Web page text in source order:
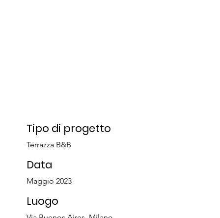
Tipo di progetto
Terrazza B&B
Data
Maggio 2023
Luogo